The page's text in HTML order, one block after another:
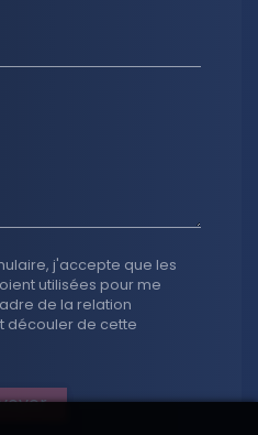
j'accepte que les
utilisées pour me
de la relation
découler de cette